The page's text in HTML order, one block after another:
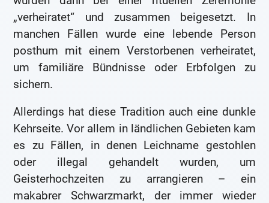
„verheiratet“ und zusammen beigesetzt. In
manchen Fällen wurde eine lebende Person
posthum mit einem Verstorbenen verheiratet,
um familiäre Bündnisse oder Erbfolgen zu
sichern.
Allerdings hat diese Tradition auch eine dunkle
Kehrseite. Vor allem in ländlichen Gebieten kam
es zu Fällen, in denen Leichname gestohlen
oder illegal gehandelt wurden, um
Geisterhochzeiten zu arrangieren – ein
makabrer Schwarzmarkt, der immer wieder